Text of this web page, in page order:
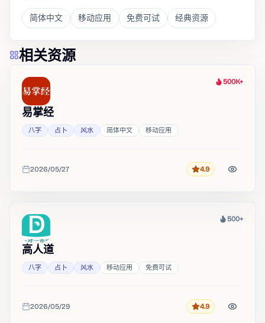
简体中文 移动应用 免费可试 经典资源
相关资源
热度
500K+
易掌经
八字 占卜 风水 简体中文 移动应用
收录时间
2026/05/27 评分4.9
热度
500+
高人道
八字 占卜 风水 移动应用 免费可试
收录时间
2026/05/29 评分4.9